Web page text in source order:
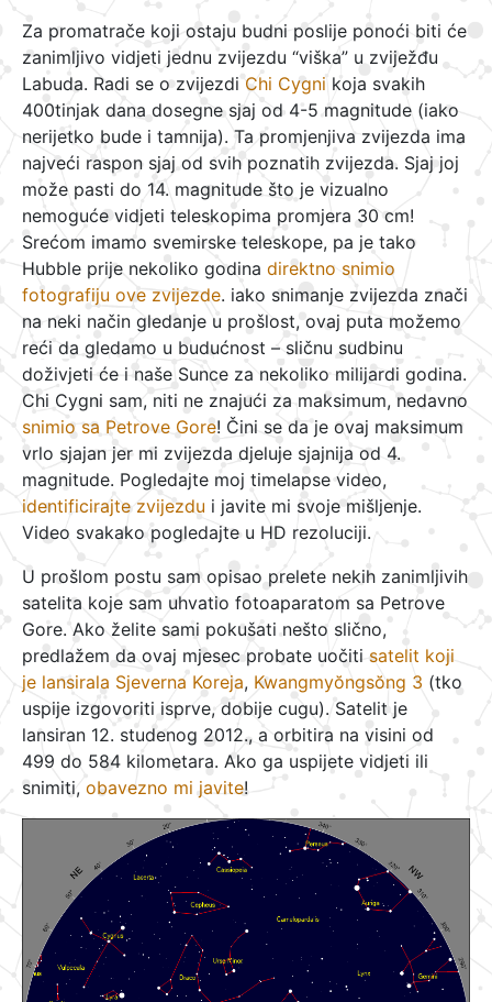
Za promatrače koji ostaju budni poslije ponoći biti će
zanimljivo vidjeti jednu zvijezdu “viška” u zviježđu
Labuda. Radi se o zvijezdi Chi Cygni koja svakih
400tinjak dana dosegne sjaj od 4-5 magnitude (iako
nerijetko bude i tamnija). Ta promjenjiva zvijezda ima
najveći raspon sjaj od svih poznatih zvijezda. Sjaj joj
može pasti do 14. magnitude što je vizualno
nemoguće vidjeti teleskopima promjera 30 cm!
Srećom imamo svemirske teleskope, pa je tako
Hubble prije nekoliko godina direktno snimio
fotografiju ove zvijezde. iako snimanje zvijezda znači
na neki način gledanje u prošlost, ovaj puta možemo
reći da gledamo u budućnost – sličnu sudbinu
doživjeti će i naše Sunce za nekoliko milijardi godina.
Chi Cygni sam, niti ne znajući za maksimum, nedavno
snimio sa Petrove Gore! Čini se da je ovaj maksimum
vrlo sjajan jer mi zvijezda djeluje sjajnija od 4.
magnitude. Pogledajte moj timelapse video,
identificirajte zvijezdu i javite mi svoje mišljenje.
Video svakako pogledajte u HD rezoluciji.
U prošlom postu sam opisao prelete nekih zanimljivih
satelita koje sam uhvatio fotoaparatom sa Petrove
Gore. Ako želite sami pokušati nešto slično,
predlažem da ovaj mjesec probate uočiti satelit koji
je lansirala Sjeverna Koreja, Kwangmyŏngsŏng 3 (tko
uspije izgovoriti isprve, dobije cugu). Satelit je
lansiran 12. studenog 2012., a orbitira na visini od
499 do 584 kilometara. Ako ga uspijete vidjeti ili
snimiti, obavezno mi javite!